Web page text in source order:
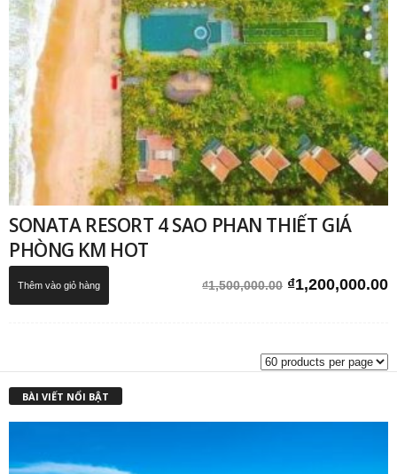
SONATA RESORT 4 SAO PHAN THIẾT GIÁ
PHÒNG KM HOT
₫1,500,000.00 Giá
₫1,200,000.00
Thêm vào giỏ hàng
BÀI VIẾT NỔI BẬT